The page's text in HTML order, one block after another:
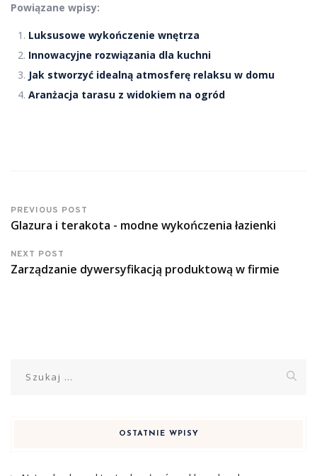
Powiązane wpisy:
Luksusowe wykończenie wnętrza
Innowacyjne rozwiązania dla kuchni
Jak stworzyć idealną atmosferę relaksu w domu
Aranżacja tarasu z widokiem na ogród
PREVIOUS POST
Glazura i terakota - modne wykończenia łazienki
NEXT POST
Zarządzanie dywersyfikacją produktową w firmie
OSTATNIE WPISY